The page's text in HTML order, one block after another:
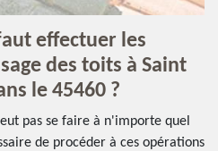
effectuer les
des toits à Saint
le 45460 ?
pas se faire à n'importe quel
de procéder à ces opérations